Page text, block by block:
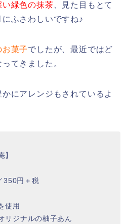
緑色の抹茶 、見た目もとて
ふさわしいですね♪
菓子でしたが、最近ではど
てきました。
にアレンジもされているよ
】
350円＋税
使用
リジナルの柚子あん